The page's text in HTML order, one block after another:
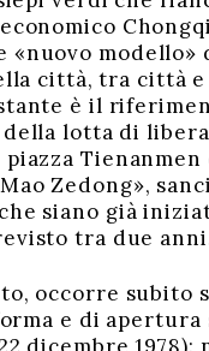
«nuovo
città, tra città
è il
lotta di
piazza
Zedong»,
siano già
tra due
occorre subito
e di apertura